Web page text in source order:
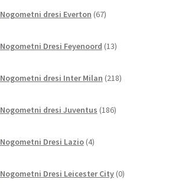
Nogometni dresi Everton 67izdelkov
Nogometni Dresi Feyenoord 13izdelkov
Nogometni dresi Inter Milan 218izdelkov
Nogometni dresi Juventus 186izdelkov
Nogometni Dresi Lazio 4izdelki
Nogometni Dresi Leicester City 0izdelkov